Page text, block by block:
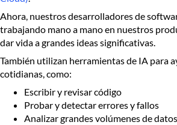
Ahora, nuestros desarrolladores de
trabajando mano a mano en nuestros
dar vida a grandes ideas significativas.
También utilizan herramientas de IA para
cotidianas, como:
Escribir y revisar código
Probar y detectar errores y fallos
Analizar grandes volúmenes de